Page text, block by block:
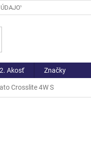
2. Akosť Značky
Crosslite 4W S